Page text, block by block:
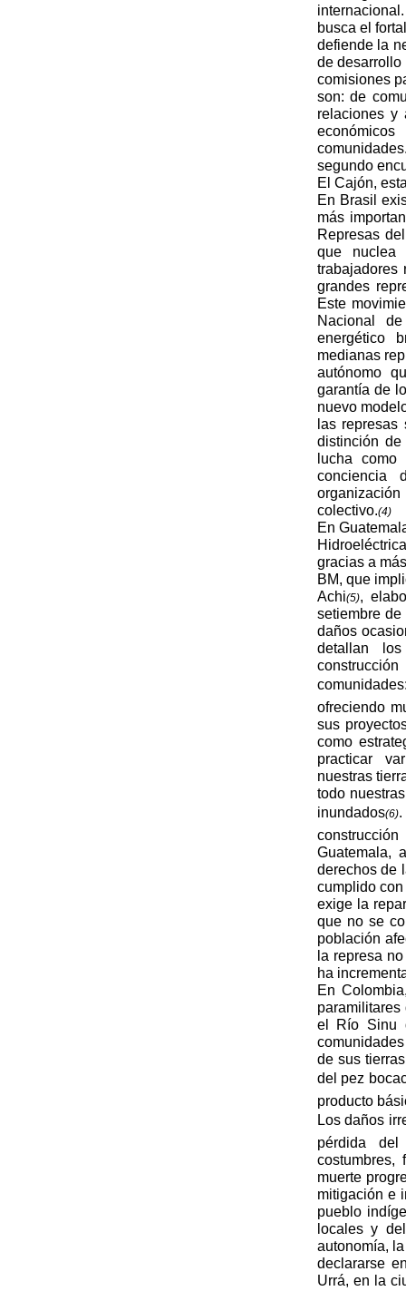
busca el
defiende la
de
comisiones
son: de
relaciones y
segundo
El Cajón,
En Brasil
más
Represas
que nuclea
grandes
Este
Nacional
energético
medianas
autónomo
garantía de
nuevo
las represas
distinción
lucha
conciencia
colectivo.(4)
En
gracias a
BM, que
Achi(5),
setiembre
daños
detallan
ofreciendo
sus
como
practicar
nuestras
todo
inundados(6).
derechos de
cumplido
exige la
que no se
población
la represa
ha
En
el Río Sinu
de sus
del pez
producto
Los daños
pérdida
costumbres,
muerte
mitigación e
pueblo
locales y
autonomía,
declararse
Urrá, en la